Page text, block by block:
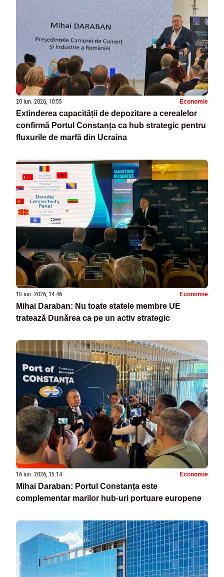
20 iun. 2026, 10:55 Economie
Extinderea capacității de depozitare a cerealelor
confirmă Portul Constanța ca hub strategic pentru
fluxurile de marfă din Ucraina
18 iun. 2026, 14:46 Economie
Mihai Daraban: Nu toate statele membre UE
tratează Dunărea ca pe un activ strategic
16 iun. 2026, 15:14 Economie
Mihai Daraban: Portul Constanța este
complementar marilor hub-uri portuare europene